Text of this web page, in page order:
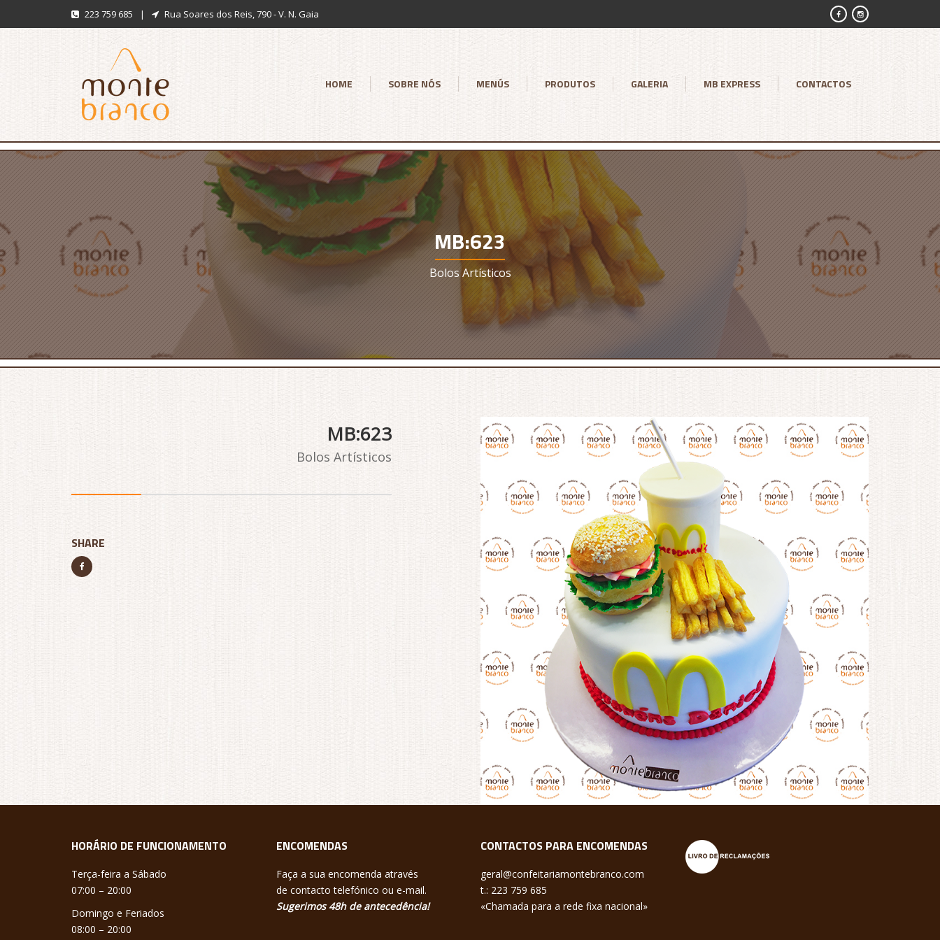
223 759 685 | Rua Soares dos Reis, 790 - V. N. Gaia
HOME SOBRE NÓS MENÚS PRODUTOS GALERIA MB EXPRESS CONTACTOS
MB:623
Bolos Artísticos
MB:623
Bolos Artísticos
SHARE
HORÁRIO DE FUNCIONAMENTO
Terça-feira a Sábado
07:00 – 20:00
Domingo e Feriados
08:00 – 20:00
ENCOMENDAS
Faça a sua encomenda através
de contacto telefónico ou e-mail.
Sugerimos 48h de antecedência!
CONTACTOS PARA ENCOMENDAS
geral@confeitariamontebranco.com
t.: 223 759 685
«Chamada para a rede fixa nacional»